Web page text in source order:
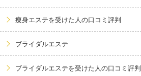
痩身エステを受けた人の口コミ評判
ブライダルエステ
ブライダルエステを受けた人の口コミ評判